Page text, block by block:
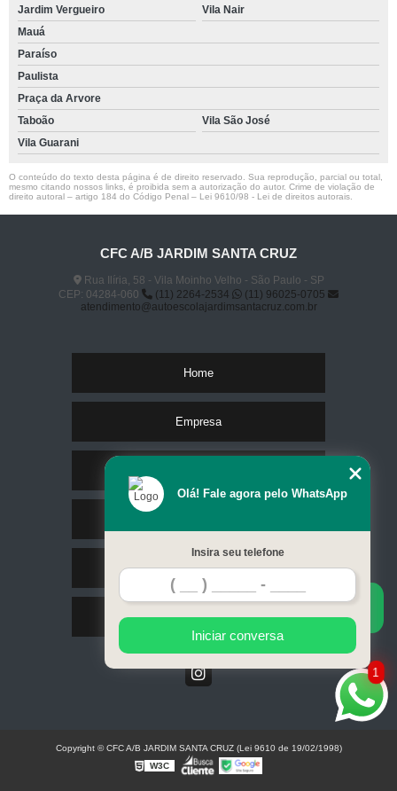
Jardim Vergueiro
Vila Nair
Mauá
Paraíso
Paulista
Praça da Arvore
Taboão
Vila São José
Vila Guarani
O conteúdo do texto desta página é de direito reservado. Sua reprodução, parcial ou total,
mesmo citando nossos links, é proibida sem a autorização do autor. Crime de violação de
direito autoral – artigo 184 do Código Penal – Lei 9610/98 - Lei de direitos autorais
CFC A/B JARDIM SANTA CRUZ
Rua Ilíria, 58 - Vila Moinho Velho - São Paulo - SP
CEP: 04284-060
(11) 2264-2534
(11) 96025-0705
atendimento@autoescolajardimsantacruz.com.br
Home
Empresa
Contato
Mapa do site
1
Olá! Fale agora pelo WhatsApp
Insira seu telefone
Iniciar conversa
Copyright © CFC A/B JARDIM SANTA CRUZ (Lei 9610 de 19/02/1998)
W3C